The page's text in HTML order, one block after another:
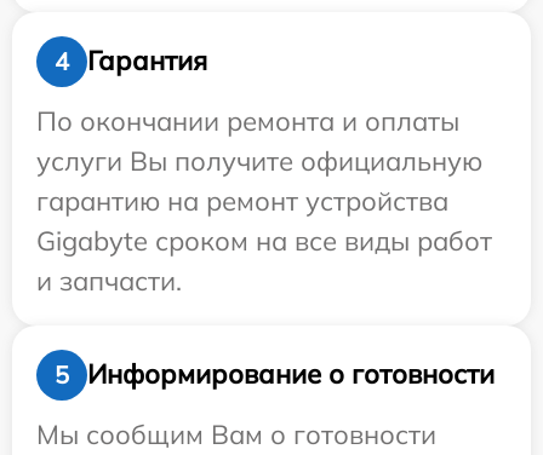
4
Гарантия
По окончании ремонта и оплаты
услуги Вы получите официальную
гарантию на ремонт устройства
Gigabyte сроком на все виды работ
и запчасти.
5
Информирование о готовности
Мы сообщим Вам о готовности